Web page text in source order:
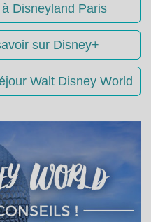
Disneyland Paris
sur Disney+
Walt Disney World